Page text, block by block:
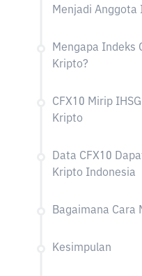
Menjadi Anggota
Mengapa Indeks
Kripto?
CFX10 Mirip
Kripto
Data CFX10
Kripto Indonesia
Bagaimana Cara
Kesimpulan